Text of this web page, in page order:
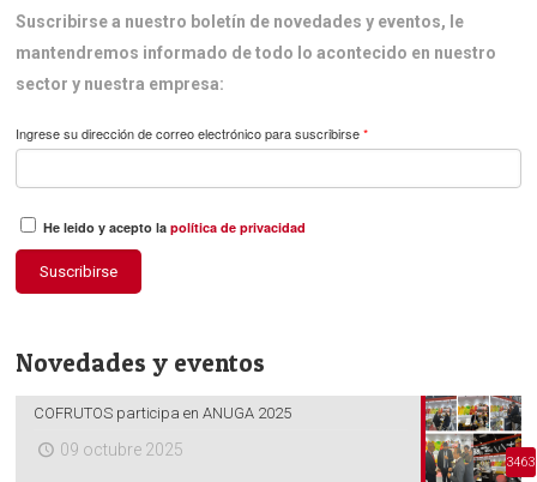
Suscribirse a nuestro boletín de novedades y eventos, le
mantendremos informado de todo lo acontecido en nuestro
sector y nuestra empresa:
Ingrese su dirección de correo electrónico para suscribirse*
He leido y acepto lapolítica de privacidad
Suscribirse
Novedades y eventos
3463
COFRUTOS participa en ANUGA 2025
09 octubre 2025